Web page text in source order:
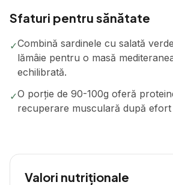
Sfaturi pentru sănătate
✓Combină sardinele cu salată
lămâie pentru o masă
echilibrată.
✓O porție de 90-100g oferă
recuperare musculară după efort
Valori nutriționale